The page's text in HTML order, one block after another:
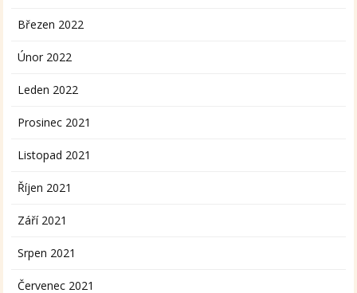
Březen 2022
Únor 2022
Leden 2022
Prosinec 2021
Listopad 2021
Říjen 2021
Září 2021
Srpen 2021
Červenec 2021